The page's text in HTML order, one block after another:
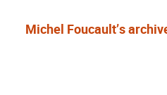
Michel Foucault’s